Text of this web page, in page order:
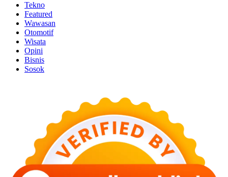
Tekno
Featured
Wawasan
Otomotif
Wisata
Opini
Bisnis
Sosok